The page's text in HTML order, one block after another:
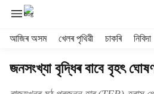
আজিৰ অসম খেলৰ পৃথিৱী চাকৰি নিবিদা
জনসংখ্যা বৃদ্ধিৰ বাবে বৃহৎ